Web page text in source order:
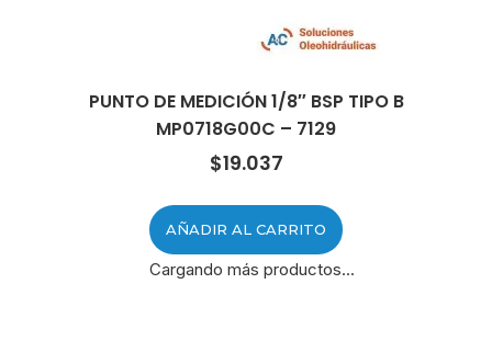
PUNTO DE MEDICIÓN 1/8″ BSP TIPO B
MP0718G00C – 7129
$19.037
AÑADIR AL CARRITO